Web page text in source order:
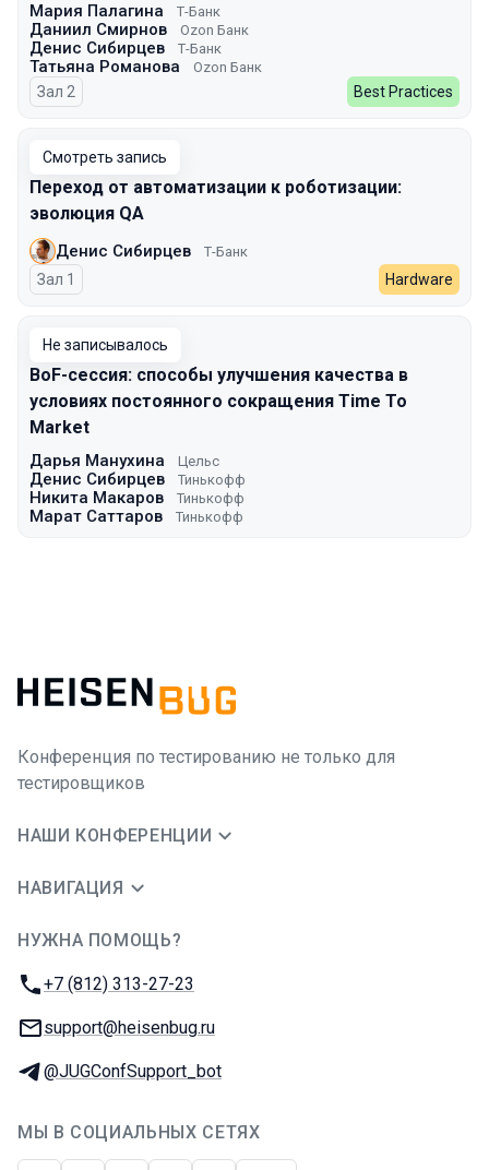
Мария Палагина Т-Банк
Даниил Смирнов Ozon Банк
Денис Сибирцев Т-Банк
Татьяна Романова Ozon Банк
Зал 2 Best Practices
Смотреть запись
Переход от автоматизации к роботизации:
эволюция QA
Денис Сибирцев Т-Банк
Зал 1 Hardware
Не записывалось
BoF-сессия: способы улучшения качества в
условиях постоянного сокращения Time To
Market
Дарья Манухина Цельс
Денис Сибирцев Тинькофф
Никита Макаров Тинькофф
Марат Саттаров Тинькофф
Конференция по тестированию не только для
тестировщиков
НАШИ КОНФЕРЕНЦИИ
НАВИГАЦИЯ
НУЖНА ПОМОЩЬ?
Телефон:
+7 (812) 313-27-23
E-mail:
support@heisenbug.ru
Телеграм:
@JUGConfSupport_bot
МЫ В СОЦИАЛЬНЫХ СЕТЯХ